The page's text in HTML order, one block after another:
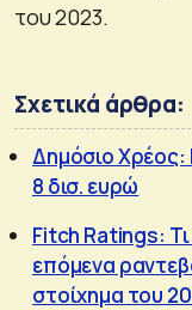
του 2023.
Σχετικά άρθρα:
Δημόσιο Χρέος:
8 δισ. ευρώ
Fitch Ratings:
επόμενα
στοίχημα του